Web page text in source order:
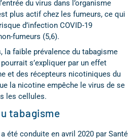
du virus dans l’organisme
plus actif chez les fumeurs, ce qui
d’infection COVID-19
fumeurs (5,6).
la faible prévalence du tabagisme
s’expliquer par un effet
et des récepteurs nicotiniques du
la nicotine empêche le virus de se
les cellules.
tabagisme
été conduite en avril 2020 par Santé